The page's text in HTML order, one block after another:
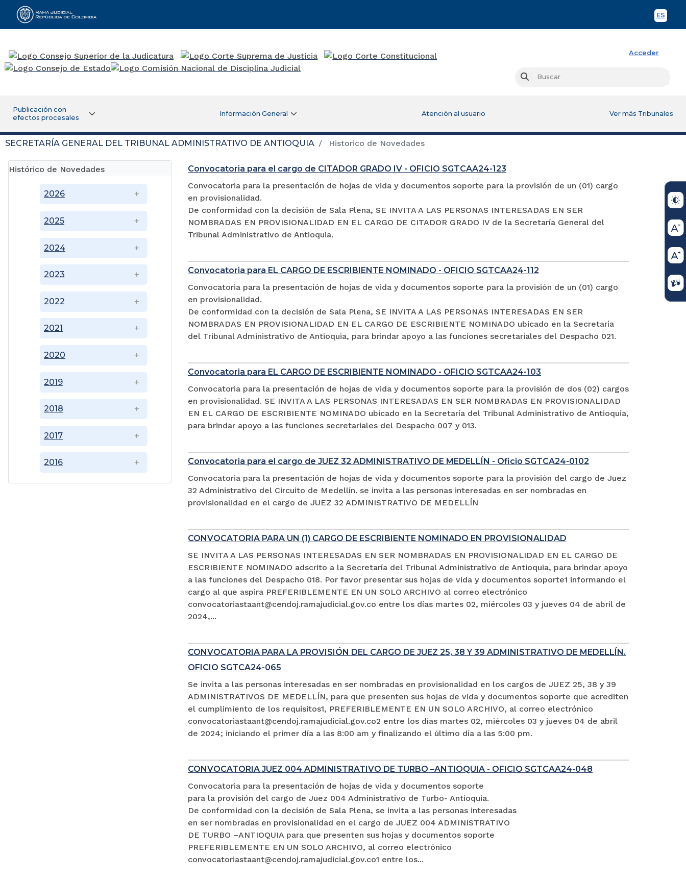
ES
Rama Judicial
Acceder
Buscar
Publicación con
efectos procesales
Información General Atención al usuario Ver más Tribunales
SECRETARÍA GENERAL DEL TRIBUNAL ADMINISTRATIVO DE ANTIOQUIA Historico de Novedades
Histórico de Novedades
2016
2017
2018
2019
2020
2021
2022
2023
2024
2025
2026
Convocatoria para el cargo de CITADOR GRADO IV - OFICIO SGTCAA24-123
Convocatoria para la presentación de hojas de vida y documentos soporte para la provisión de un (01) cargo
en provisionalidad.
De conformidad con la decisión de Sala Plena, SE INVITA A LAS PERSONAS INTERESADAS EN SER
NOMBRADAS EN PROVISIONALIDAD EN EL CARGO DE CITADOR GRADO IV de la Secretaría General del
Tribunal Administrativo de Antioquia.
Convocatoria para EL CARGO DE ESCRIBIENTE NOMINADO - OFICIO SGTCAA24-112
Convocatoria para la presentación de hojas de vida y documentos soporte para la provisión de un (01) cargo
en provisionalidad.
De conformidad con la decisión de Sala Plena, SE INVITA A LAS PERSONAS INTERESADAS EN SER
NOMBRADAS EN PROVISIONALIDAD EN EL CARGO DE ESCRIBIENTE NOMINADO ubicado en la Secretaría
del Tribunal Administrativo de Antioquia, para brindar apoyo a las funciones secretariales del Despacho 021.
Convocatoria para EL CARGO DE ESCRIBIENTE NOMINADO - OFICIO SGTCAA24-103
Convocatoria para la presentación de hojas de vida y documentos soporte para la provisión de dos (02) cargos
en provisionalidad. SE INVITA A LAS PERSONAS INTERESADAS EN SER NOMBRADAS EN PROVISIONALIDAD
EN EL CARGO DE ESCRIBIENTE NOMINADO ubicado en la Secretaría del Tribunal Administrativo de Antioquia,
para brindar apoyo a las funciones secretariales del Despacho 007 y 013.
Convocatoria para el cargo de JUEZ 32 ADMINISTRATIVO DE MEDELLÍN - Oficio SGTCA24-0102
Convocatoria para la presentación de hojas de vida y documentos soporte para la provisión del cargo de Juez
32 Administrativo del Circuito de Medellín. se invita a las personas interesadas en ser nombradas en
provisionalidad en el cargo de JUEZ 32 ADMINISTRATIVO DE MEDELLÍN
CONVOCATORIA PARA UN (1) CARGO DE ESCRIBIENTE NOMINADO EN PROVISIONALIDAD
SE INVITA A LAS PERSONAS INTERESADAS EN SER NOMBRADAS EN PROVISIONALIDAD EN EL CARGO DE
ESCRIBIENTE NOMINADO adscrito a la Secretaría del Tribunal Administrativo de Antioquia, para brindar apoyo
a las funciones del Despacho 018. Por favor presentar sus hojas de vida y documentos soporte1 informando el
cargo al que aspira PREFERIBLEMENTE EN UN SOLO ARCHIVO al correo electrónico
convocatoriastaant@cendoj.ramajudicial.gov.co entre los días martes 02, miércoles 03 y jueves 04 de abril de
2024,...
CONVOCATORIA PARA LA PROVISIÓN DEL CARGO DE JUEZ 25, 38 Y 39 ADMINISTRATIVO DE MEDELLÍN.
OFICIO SGTCA24-065
Se invita a las personas interesadas en ser nombradas en provisionalidad en los cargos de JUEZ 25, 38 y 39
ADMINISTRATIVOS DE MEDELLÍN, para que presenten sus hojas de vida y documentos soporte que acrediten
el cumplimiento de los requisitos1, PREFERIBLEMENTE EN UN SOLO ARCHIVO, al correo electrónico
convocatoriastaant@cendoj.ramajudicial.gov.co2 entre los días martes 02, miércoles 03 y jueves 04 de abril
de 2024; iniciando el primer día a las 8:00 am y finalizando el último día a las 5:00 pm.
CONVOCATORIA JUEZ 004 ADMINISTRATIVO DE TURBO –ANTIOQUIA - OFICIO SGTCAA24-048
Convocatoria para la presentación de hojas de vida y documentos soporte
para la provisión del cargo de Juez 004 Administrativo de Turbo- Antioquia.
De conformidad con la decisión de Sala Plena, se invita a las personas interesadas
en ser nombradas en provisionalidad en el cargo de JUEZ 004 ADMINISTRATIVO
DE TURBO –ANTIOQUIA para que presenten sus hojas y documentos soporte
PREFERIBLEMENTE EN UN SOLO ARCHIVO, al correo electrónico
convocatoriastaant@cendoj.ramajudicial.gov.co1 entre los...